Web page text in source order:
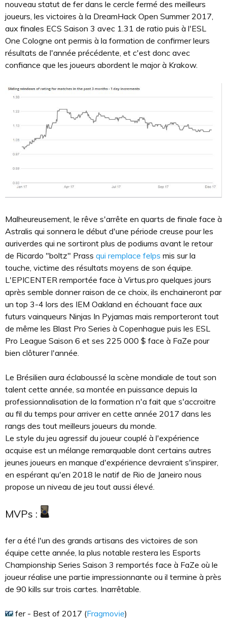
nouveau statut de fer dans le cercle fermé des meilleurs
joueurs, les victoires à la DreamHack Open Summer 2017,
aux finales ECS Saison 3 avec 1.31 de ratio puis à l'ESL
One Cologne ont permis à la formation de confirmer leurs
résultats de l'année précédente, et c'est donc avec
confiance que les joueurs abordent le major à Krakow.
Malheureusement, le rêve s'arrête en quarts de finale face à
Astralis qui sonnera le début d'une période creuse pour les
auriverdes qui ne sortiront plus de podiums avant le retour
de Ricardo "boltz" Prass qui remplace felps mis sur la
touche, victime des résultats moyens de son équipe.
L'EPICENTER remportée face à Virtus.pro quelques jours
après semble donner raison de ce choix, ils enchaineront par
un top 3-4 lors des IEM Oakland en échouant face aux
futurs vainqueurs Ninjas In Pyjamas mais remporteront tout
de même les Blast Pro Series à Copenhague puis les ESL
Pro League Saison 6 et ses 225 000 $ face à FaZe pour
bien clôturer l'année.
Le Brésilien aura éclaboussé la scène mondiale de tout son
talent cette année, sa montée en puissance depuis la
professionnalisation de la formation n'a fait que s'accroitre
au fil du temps pour arriver en cette année 2017 dans les
rangs des tout meilleurs joueurs du monde.
Le style du jeu agressif du joueur couplé à l'expérience
acquise est un mélange remarquable dont certains autres
jeunes joueurs en manque d'expérience devraient s'inspirer,
en espérant qu'en 2018 le natif de Rio de Janeiro nous
propose un niveau de jeu tout aussi élevé.
MVPs :
fer a été l'un des grands artisans des victoires de son
équipe cette année, la plus notable restera les Esports
Championship Series Saison 3 remportés face à FaZe où le
joueur réalise une partie impressionnante ou il termine à près
de 90 kills sur trois cartes. Inarrêtable.
fer - Best of 2017 (Fragmovie)